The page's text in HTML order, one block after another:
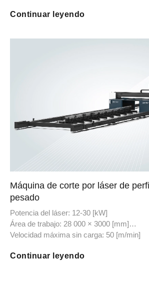
Continuar leyendo
Máquina de corte por láser de
pesado
Potencia del láser: 12-30 [kW]
Área de trabajo: 28 000 × 3000 [mm]
Velocidad máxima sin carga: 50 [m/min]
Continuar leyendo